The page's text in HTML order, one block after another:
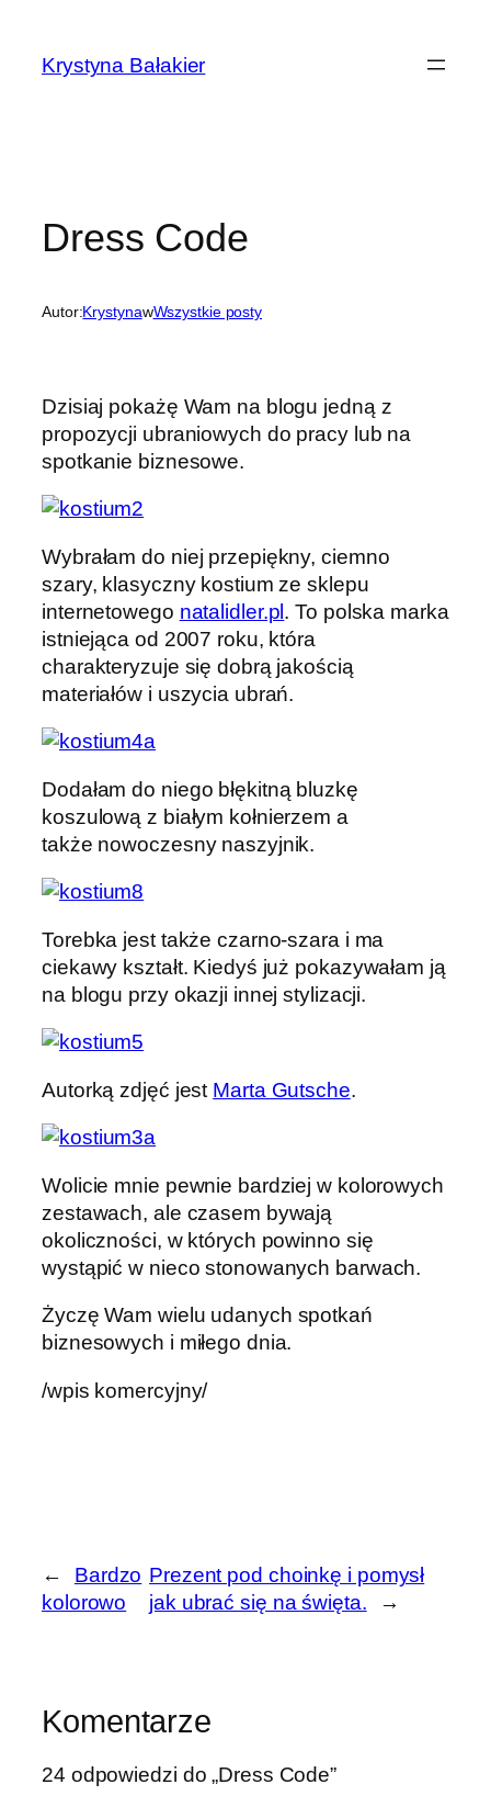
treściKrystyna Bałakier
Dress Code
Autor:KrystynawWszystkie posty
Dzisiaj pokażę Wam na blogu jedną z
propozycji ubraniowych do pracy lub na
spotkanie biznesowe.
Wybrałam do niej przepiękny, ciemno
szary, klasyczny kostium ze sklepu
internetowego natalidler.pl . To polska marka
istniejąca od 2007 roku, która
charakteryzuje się dobrą jakością
materiałów i uszycia ubrań.
Dodałam do niego błękitną bluzkę
koszulową z białym kołnierzem a
także nowoczesny naszyjnik.
Torebka jest także czarno-szara i ma
ciekawy kształt. Kiedyś już pokazywałam ją
na blogu przy okazji innej stylizacji.
Autorką zdjęć jest Marta Gutsche.
Wolicie mnie pewnie bardziej w kolorowych
zestawach, ale czasem bywają
okoliczności, w których powinno się
wystąpić w nieco stonowanych barwach.
Życzę Wam wielu udanych spotkań
biznesowych i miłego dnia.
/wpis komercyjny/
←
Bardzo
kolorowo
Prezent pod choinkę i pomysł
jak ubrać się na święta.
→
Komentarze
24 odpowiedzi do „Dress Code”